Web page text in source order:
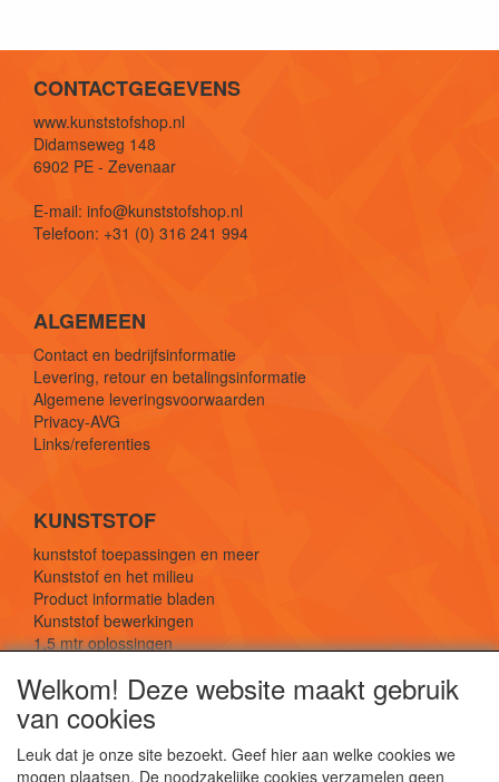
CONTACTGEGEVENS
www.kunststofshop.nl
Didamseweg 148
6902 PE - Zevenaar
E-mail: info@kunststofshop.nl
Telefoon: +31 (0) 316 241 994
ALGEMEEN
Contact en bedrijfsinformatie
Levering, retour en betalingsinformatie
Algemene leveringsvoorwaarden
Privacy-AVG
Links/referenties
KUNSTSTOF
kunststof toepassingen en meer
Kunststof en het milieu
Product informatie bladen
Kunststof bewerkingen
1,5 mtr oplossingen
SOCIALE MEDIA
Welkom! Deze website maakt gebruik
van cookies
Leuk dat je onze site bezoekt. Geef hier aan welke cookies we
mogen plaatsen. De noodzakelijke cookies verzamelen geen